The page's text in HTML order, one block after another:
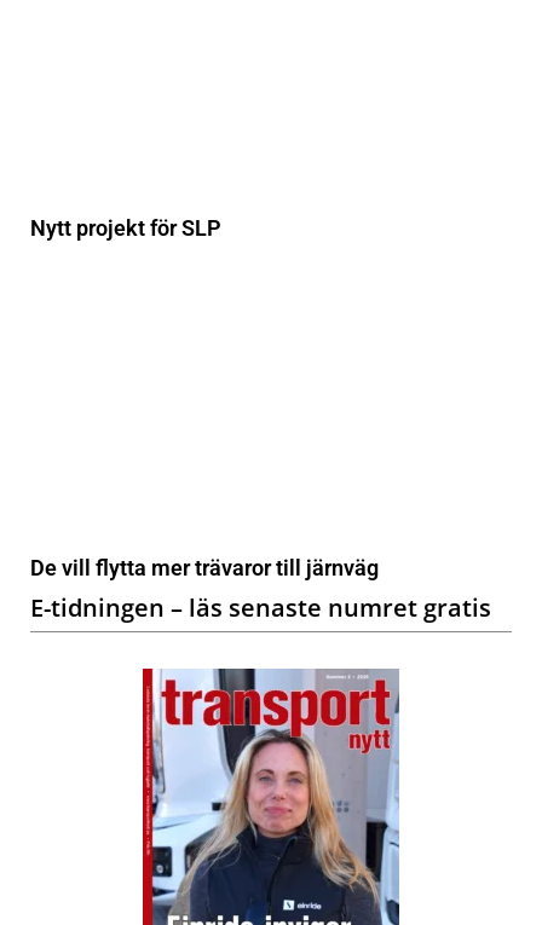
Nytt projekt för SLP
De vill flytta mer trävaror till järnväg
E-tidningen – läs senaste numret gratis